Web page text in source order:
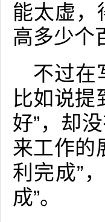
能太虚，
高多少个
不过在
比如说提
好”，却
来工作的
利完成”
成”。